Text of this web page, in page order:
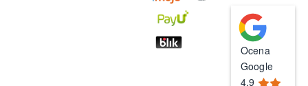
Ocena
Google
4.9